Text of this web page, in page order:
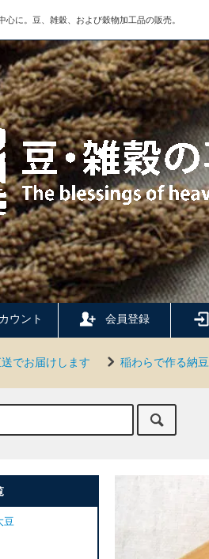
心に。豆、雑穀、および穀物加工品の販売。
ウント 会員登録
でお届けします 稲わらで作る納豆
豆